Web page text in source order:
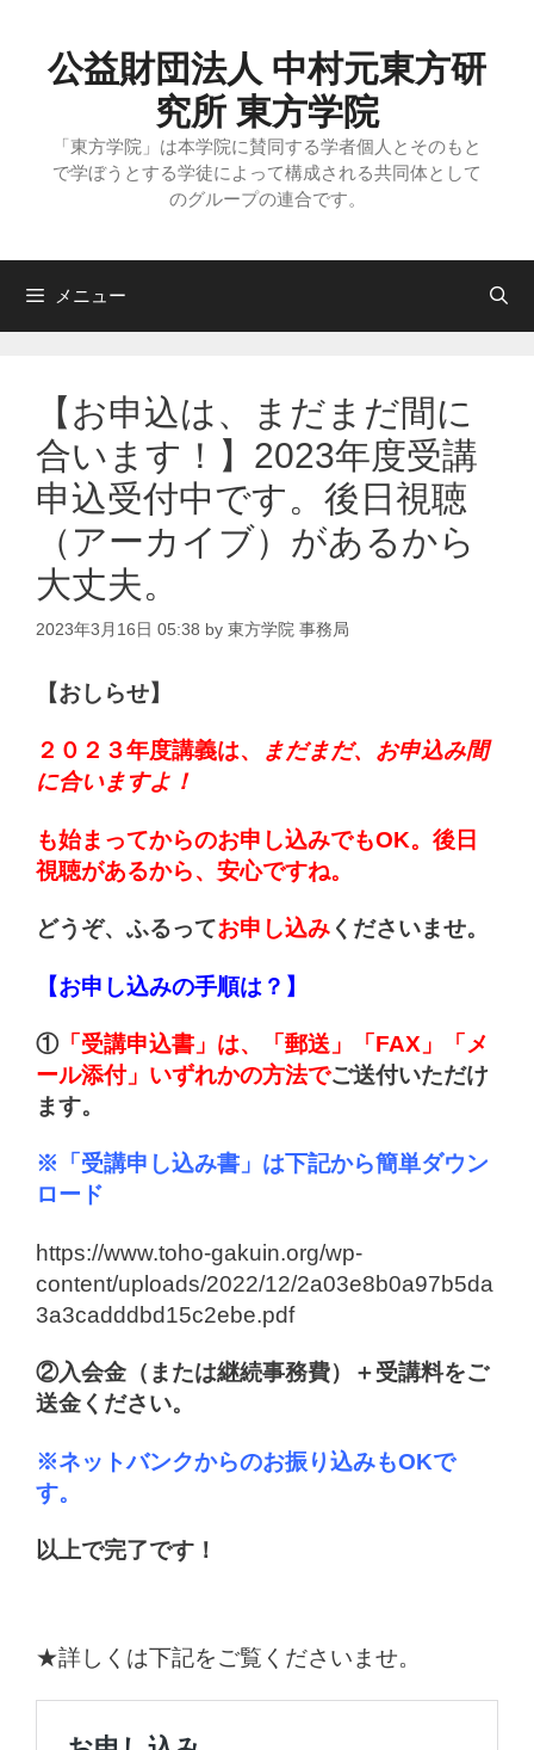
公益財団法人 中村元東方研
究所 東方学院
「東方学院」は本学院に賛同する学者個人とそのもと
で学ぼうとする学徒によって構成される共同体として
のグループの連合です。
メニュー
【お申込は、まだまだ間に
合います！】2023年度受講
申込受付中です。後日視聴
（アーカイブ）があるから
大丈夫。
2023年3月16日 05:38 by 東方学院 事務局
【おしらせ】
２０２３年度講義は、
まだまだ、お申込み間
に合いますよ！
も始まってからのお申し込みでもOK。後日
視聴があるから、安心ですね。
どうぞ、ふるってお申し込み くださいませ。
【お申し込みの手順は？】
①「受講申込書」は、「郵送」「FAX」「メ
ール添付」いずれかの方法でご送付いただけ
ます。
※「受講申し込み書」は下記から簡単ダウン
ロード
https://www.toho-gakuin.org/wp-
content/uploads/2022/12/2a03e8b0a97b5da
3a3cadddbd15c2ebe.pdf
②入会金（または継続事務費）＋受講料をご
送金ください。
※ネットバンクからのお振り込みもOKで
す。
以上で完了です！
★詳しくは下記をご覧くださいませ。